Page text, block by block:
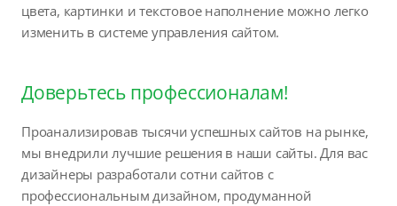
цвета, картинки и текстовое наполнение можно легко
изменить в системе управления сайтом.
Доверьтесь профессионалам!
Проанализировав тысячи успешных сайтов на рынке,
мы внедрили лучшие решения в наши сайты. Для вас
дизайнеры разработали сотни сайтов с
профессиональным дизайном, продуманной